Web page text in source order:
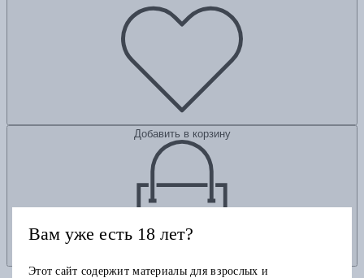
Добавить в корзину
Вам уже есть 18 лет?
Этот сайт содержит материалы для взрослых и